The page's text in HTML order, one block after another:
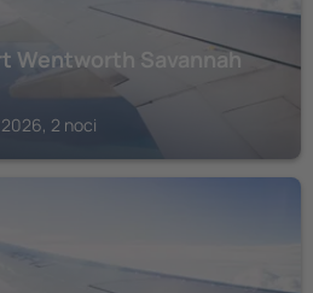
Wentworth Savannah
2 noci